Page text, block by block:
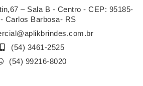
– Sala B - Centro - CEP: 95185-
Carlos Barbosa- RS
(54) 3461-2525
(54) 99216-8020